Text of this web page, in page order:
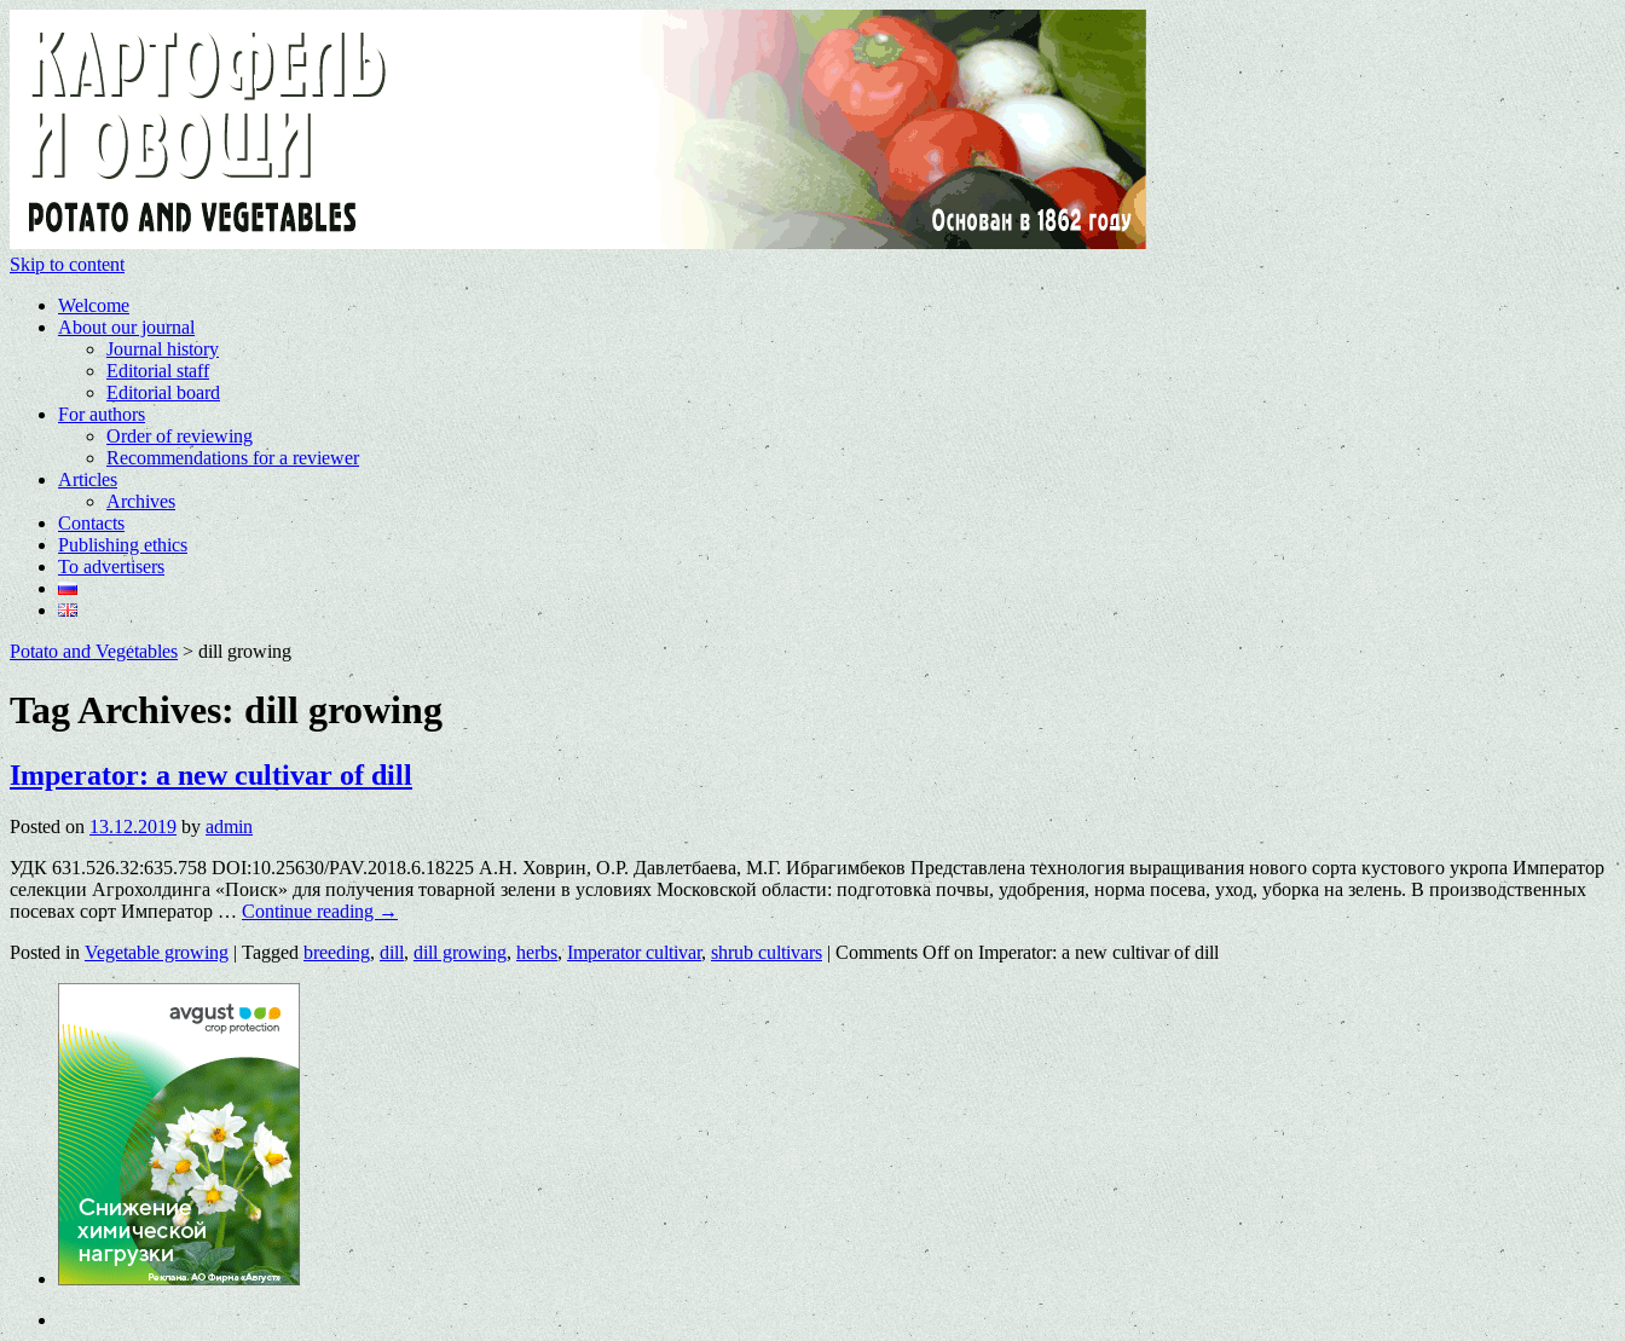
Skip to content
Welcome
About our journal
Journal history
Editorial staff
Editorial board
For authors
Order of reviewing
Recommendations for a reviewer
Articles
Archives
Contacts
Publishing ethics
To advertisers
Potato and Vegetables> dill growing
Tag Archives:dill growing
Imperator: a new cultivar of dill
Posted on 13.12.2019 by admin
УДК 631.526.32:635.758 DOI:10.25630/PAV.2018.6.18225 А.Н. Ховрин, О.Р. Давлетбаева, М.Г. Ибрагимбеков Представлена технология выращивания нового сорта кустового укропа Император
селекции Агрохолдинга «Поиск» для получения товарной зелени в условиях Московской области: подготовка почвы, удобрения, норма посева, уход, уборка на зелень. В производственных
посевах сорт Император … Continue reading →
Posted in Vegetable growing | Tagged breeding,dill, dill growing, herbs,Imperator cultivar, shrub cultivars | Comments Offon Imperator: a new cultivar of dill